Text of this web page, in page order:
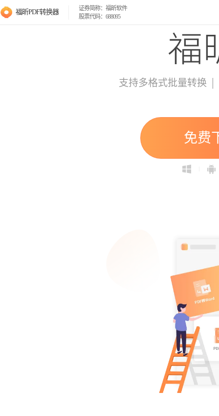
福昕PDF转换器
证券简称：福昕软件
股票代码：688095
支持多格式批量转换 |
免费